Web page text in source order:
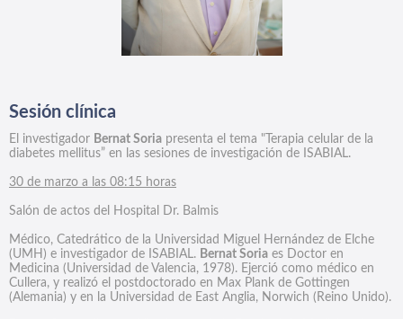
Sesión clínica
El investigador Bernat Soria presenta el tema "Terapia celular de la
diabetes mellitus” en las sesiones de investigación de ISABIAL.
30 de marzo a las 08:15 horas
Salón de actos del Hospital Dr. Balmis
Médico, Catedrático de la Universidad Miguel Hernández de Elche
(UMH) e investigador de ISABIAL. Bernat Soria es Doctor en
Medicina (Universidad de Valencia, 1978). Ejerció como médico en
Cullera, y realizó el postdoctorado en Max Plank de Gottingen
(Alemania) y en la Universidad de East Anglia, Norwich (Reino Unido).